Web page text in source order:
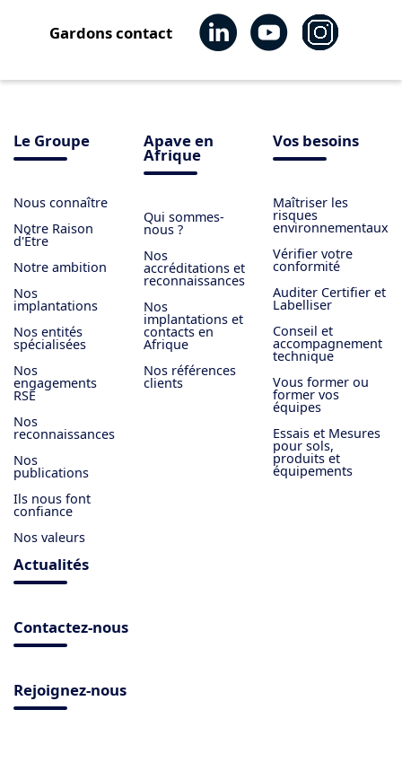
Gardons contact
Le Groupe
Nous connaître
Notre Raison
d'Être
Notre ambition
Nos
implantations
Nos entités
spécialisées
Nos
engagements
RSE
Nos
reconnaissances
Nos
publications
Ils nous font
confiance
Nos valeurs
Apave en
Afrique
Qui sommes-
nous ?
Nos
accréditations et
reconnaissances
Nos
implantations et
contacts en
Afrique
Nos références
clients
Vos besoins
Maîtriser les
risques
environnementaux
Vérifier votre
conformité
Auditer Certifier et
Labelliser
Conseil et
accompagnement
technique
Vous former ou
former vos
équipes
Essais et Mesures
pour sols,
produits et
équipements
Actualités
Contactez-nous
Rejoignez-nous